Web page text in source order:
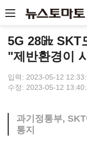
5G 28㎓
"제반환경이
입력: 2023-05-12
수정: 2023-05-12
과기정통부,
통지